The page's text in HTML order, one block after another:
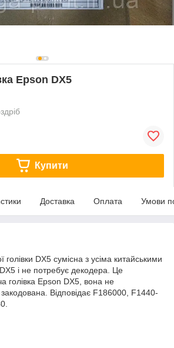
Epson DX5
Купити
Доставка Оплата Умови
DX5 сумісна з усіма китайськими
і не потребує декодера. Це
голівка Epson DX5, вона не
Відповідає F186000, F1440-